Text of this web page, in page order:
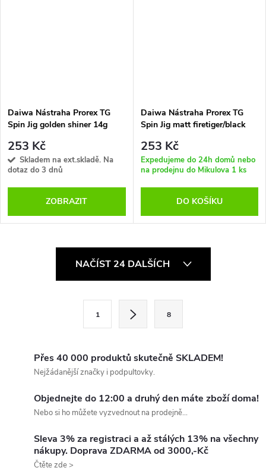
Daiwa Nástraha Prorex TG
Spin Jig golden shiner 14g
253 Kč
Skladem na ext.skladě. Na
dotaz do 3 dnů
ZOBRAZIT
Daiwa Nástraha Prorex TG
Spin Jig matt firetiger/black
253 Kč
Expedujeme do 24h domů nebo
na prodejnu do Mikulova 1 ks
DO KOŠÍKU
NAČÍST 24 DALŠÍCH
1 8
Přes 40 000 produktů skutečně SKLADEM!
Nejžádanější značky i podpultovky.
Objednejte do 12:00 a druhý den máte zboží doma!
Nebo si ho můžete vyzvednout na prodejně...
Sleva 3% za registraci a až stálých 13% na všechny
nákupy. Doprava ZDARMA od 3000,-Kč
Čtěte zde >